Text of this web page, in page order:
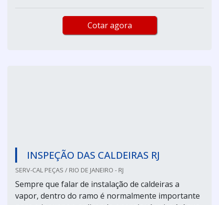
Cotar agora
INSPEÇÃO DAS CALDEIRAS RJ
SERV-CAL PEÇAS / RIO DE JANEIRO - RJ
Sempre que falar de instalação de caldeiras a
vapor, dentro do ramo é normalmente importante